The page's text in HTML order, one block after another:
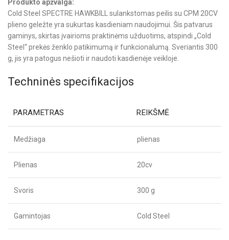
Produkto apžvalga:
Cold Steel SPECTRE HAWKBILL sulankstomas peilis su CPM 20CV
plieno geležte yra sukurtas kasdieniam naudojimui. Šis patvarus
gaminys, skirtas įvairioms praktinėms užduotims, atspindi „Cold
Steel“ prekės ženklo patikimumą ir funkcionalumą. Sveriantis 300
g, jis yra patogus nešioti ir naudoti kasdienėje veikloje.
Techninės specifikacijos
PARAMETRAS REIKŠMĖ
Medžiaga plienas
Plienas 20cv
Svoris 300 g
Gamintojas Cold Steel